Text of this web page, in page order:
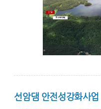
선암댐 안전성강화사업